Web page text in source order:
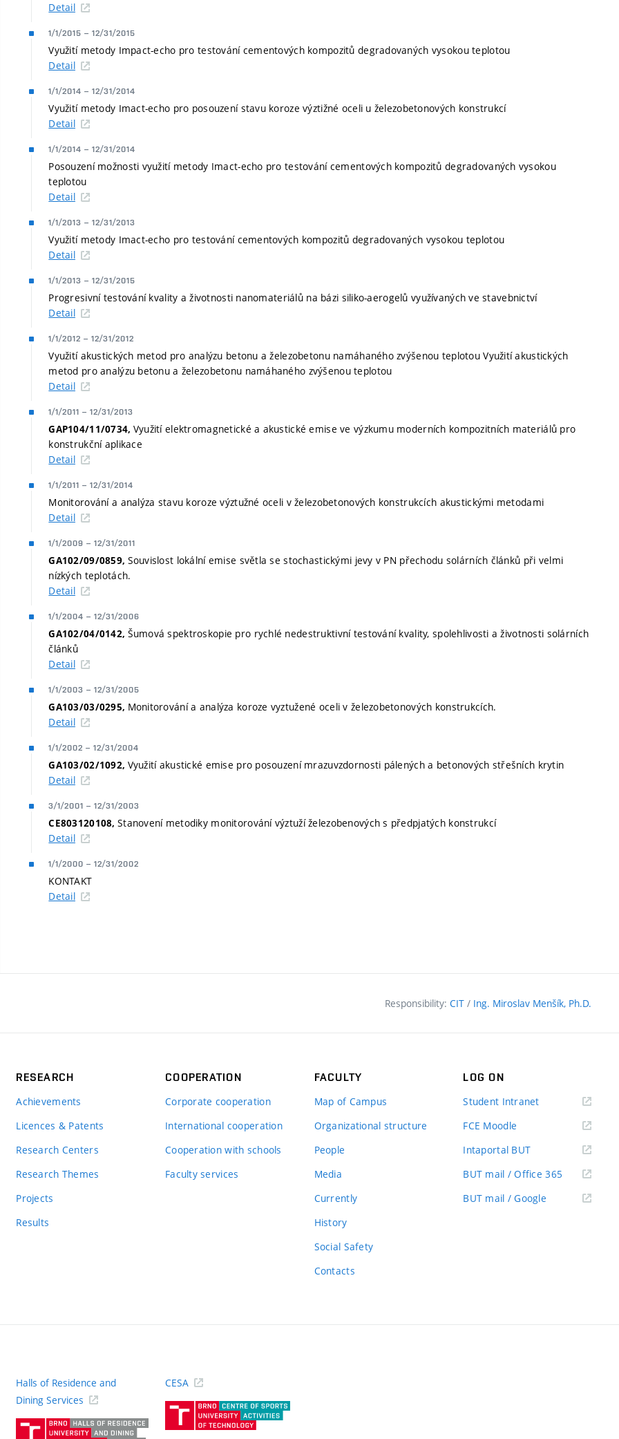
Detail
1/1/2015 – 12/31/2015
Využití metody Impact-echo pro testování cementových kompozitů degradovaných vysokou teplotou
Detail
1/1/2014 – 12/31/2014
Využití metody Imact-echo pro posouzení stavu koroze výztižné oceli u železobetonových konstrukcí
Detail
1/1/2014 – 12/31/2014
Posouzení možnosti využití metody Imact-echo pro testování cementových kompozitů degradovaných vysokou
teplotou
Detail
1/1/2013 – 12/31/2013
Využití metody Imact-echo pro testování cementových kompozitů degradovaných vysokou teplotou
Detail
1/1/2013 – 12/31/2015
Progresivní testování kvality a životnosti nanomateriálů na bázi siliko-aerogelů využívaných ve stavebnictví
Detail
1/1/2012 – 12/31/2012
Využití akustických metod pro analýzu betonu a železobetonu namáhaného zvýšenou teplotou Využití akustických
metod pro analýzu betonu a železobetonu namáhaného zvýšenou teplotou
Detail
1/1/2011 – 12/31/2013
GAP104/11/0734, Využití elektromagnetické a akustické emise ve výzkumu moderních kompozitních materiálů pro
konstrukční aplikace
Detail
1/1/2011 – 12/31/2014
Monitorování a analýza stavu koroze výztužné oceli v železobetonových konstrukcích akustickými metodami
Detail
1/1/2009 – 12/31/2011
GA102/09/0859, Souvislost lokální emise světla se stochastickými jevy v PN přechodu solárních článků při velmi
nízkých teplotách.
Detail
1/1/2004 – 12/31/2006
GA102/04/0142, Šumová spektroskopie pro rychlé nedestruktivní testování kvality, spolehlivosti a životnosti solárních
článků
Detail
1/1/2003 – 12/31/2005
GA103/03/0295, Monitorování a analýza koroze vyztužené oceli v železobetonových konstrukcích.
Detail
1/1/2002 – 12/31/2004
GA103/02/1092, Využití akustické emise pro posouzení mrazuvzdornosti pálených a betonových střešních krytin
Detail
3/1/2001 – 12/31/2003
CE803120108, Stanovení metodiky monitorování výztuží železobenových s předpjatých konstrukcí
Detail
1/1/2000 – 12/31/2002
KONTAKT
Detail
Responsibility: CIT / Ing. Miroslav Menšík, Ph.D.
RESEARCH
Achievements
Licences & Patents
Research Centers
Research Themes
Projects
Results
COOPERATION
Corporate cooperation
International cooperation
Cooperation with schools
Faculty services
FACULTY
Map of Campus
Organizational structure
People
Media
Currently
History
Social Safety
Contacts
LOG ON
Student Intranet(external
FCE Moodle
Intaportal BUT(external
BUT mail / Office 365 (external
BUT mail / Google (external
Halls of Residence and
Dining Services
CESA
(external